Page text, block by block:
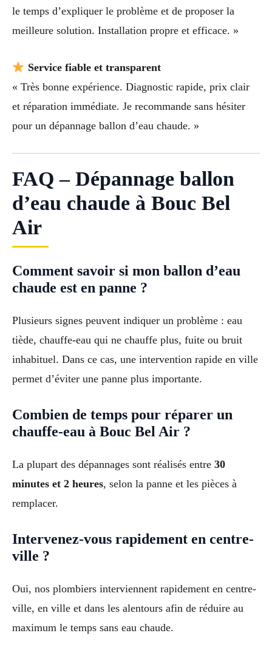
le temps d’expliquer le problème et de proposer la
meilleure solution. Installation propre et efficace. »
Service fiable et transparent
« Très bonne expérience. Diagnostic rapide, prix clair
et réparation immédiate. Je recommande sans hésiter
pour un dépannage ballon d’eau chaude. »
FAQ – Dépannage ballon
d’eau chaude à Bouc Bel
Air
Comment savoir si mon ballon d’eau
chaude est en panne ?
Plusieurs signes peuvent indiquer un problème : eau
tiède, chauffe-eau qui ne chauffe plus, fuite ou bruit
inhabituel. Dans ce cas, une intervention rapide en ville
permet d’éviter une panne plus importante.
Combien de temps pour réparer un
chauffe-eau à Bouc Bel Air ?
La plupart des dépannages sont réalisés entre 30
minutes et 2 heures, selon la panne et les pièces à
remplacer.
Intervenez-vous rapidement en centre-
ville ?
Oui, nos plombiers interviennent rapidement en centre-
ville, en ville et dans les alentours afin de réduire au
maximum le temps sans eau chaude.